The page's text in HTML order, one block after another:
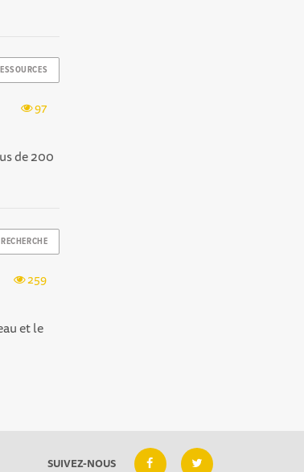
97
de 200
RECHERCHE
259
et le
SUIVEZ-NOUS